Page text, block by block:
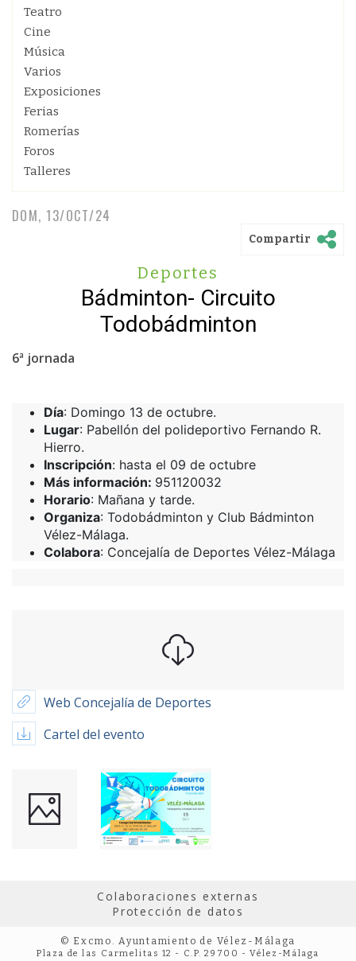
Teatro
Cine
Música
Varios
Exposiciones
Ferias
Romerías
Foros
Talleres
DOM, 13/OCT/24
Compartir
Deportes
Bádminton- Circuito
Todobádminton
6ª jornada
Día: Domingo 13 de octubre.
Lugar: Pabellón del polideportivo Fernando R.
Hierro.
Inscripción: hasta el 09 de octubre
Más información: 951120032
Horario: Mañana y tarde.
Organiza: Todobádminton y Club Bádminton
Vélez-Málaga.
Colabora: Concejalía de Deportes Vélez-Málaga
Web Concejalía de Deportes
Cartel del evento
Colaboraciones externas
Protección de datos
© Excmo. Ayuntamiento de Vélez-Málaga
Plaza de las Carmelitas 12 - C.P. 29700 - Vélez-Málaga